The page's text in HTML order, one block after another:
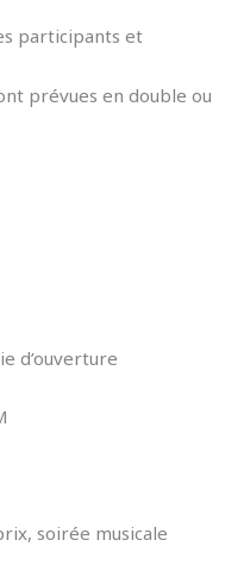
participants et
prévues en double ou
d’ouverture
soirée musicale